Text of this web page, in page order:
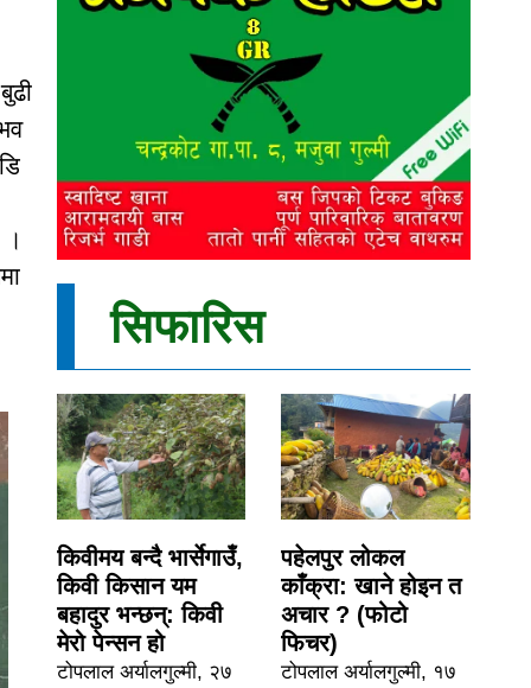
।
सिफारिस
किवीमय बन्दै भार्सेगाउँ,
किवी किसान यम
बहादुर भन्छन्: किवी
मेरो पेन्सन हो
टोपलाल अर्यालगुल्मी, २७
पहेलपुर लोकल
काँक्रा: खाने होइन त
अचार ? (फोटो
फिचर)
टोपलाल अर्यालगुल्मी, १७